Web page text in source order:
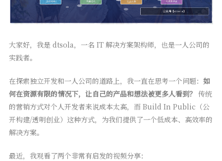
大家好，我是 dtsola，一名 IT 解决方案架构师，也是一人公司的
实践者。
在探索独立开发和一人公司的道路上，我一直在思考一个问题： 如
何在资源有限的情况下，让自己的产品和想法被更多人看到？ 传统
的营销方式对个人开发者来说成本太高，而 Build In Public（公
开构建/透明创业）这种方式，为我们提供了一个低成本、高效率的
解决方案。
最近，我观看了两个非常有启发的视频分享：